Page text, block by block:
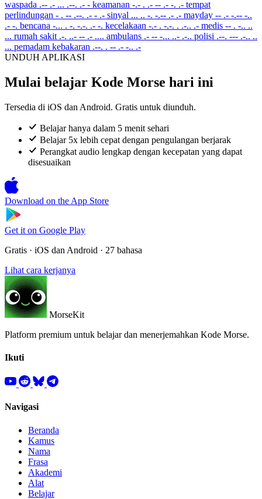
waspada .-- .- ... .--. .- - keamanan -.- . .- -- .- -. .- tempat
perlindungan - . -- .--. .- - .- sinyal ... .. -. -.-- .- .- mayday -- .- -.-- -..
.- -. bencana -... . -. -.-. .- -. kecelakaan -.- . -.-. . .-.. .- medis -- . -.. ..
... rumah sakit .-. ..- -- .- .... ambulans .- -- -... ..- .-.. polisi .--. --- .-.. ..
... pemadam kebakaran .--. . -- .- -.. .-
UNDUH APLIKASI
Mulai belajar Kode Morse hari ini
Tersedia di iOS dan Android. Gratis untuk diunduh.
Belajar hanya dalam 5 menit sehari
Belajar 5x lebih cepat dengan pengulangan berjarak
Perangkat audio lengkap dengan kecepatan yang dapat
disesuaikan
Download on the App Store
Get it on Google Play
Gratis · iOS dan Android · 27 bahasa
Lihat cara kerjanya
MorseKit
Platform premium untuk belajar dan menerjemahkan Kode Morse.
Ikuti
Navigasi
Beranda
Kamus
Nama
Frasa
Akademi
Alat
Belajar